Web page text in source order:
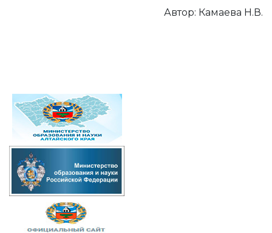
Автор: Камаева Н.В.